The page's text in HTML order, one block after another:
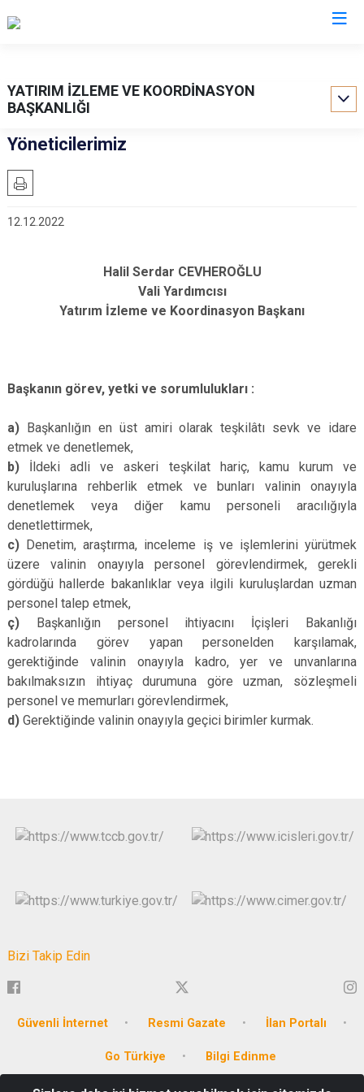
YATIRIM İZLEME VE KOORDİNASYON
BAŞKANLIĞI
Yöneticilerimiz
12.12.2022
Halil Serdar CEVHEROĞLU
Vali Yardımcısı
Yatırım İzleme ve Koordinasyon Başkanı
Başkanın görev, yetki ve sorumlulukları :
a) Başkanlığın en üst amiri olarak teşkilâtı sevk ve idare
etmek ve denetlemek,
b) İldeki adli ve askeri teşkilat hariç, kamu kurum ve
kuruluşlarına rehberlik etmek ve bunları valinin onayıyla
denetlemek veya diğer kamu personeli aracılığıyla
denetlettirmek,
c) Denetim, araştırma, inceleme iş ve işlemlerini yürütmek
üzere valinin onayıyla personel görevlendirmek, gerekli
gördüğü hallerde bakanlıklar veya ilgili kuruluşlardan uzman
personel talep etmek,
ç) Başkanlığın personel ihtiyacını İçişleri Bakanlığı
kadrolarında görev yapan personelden karşılamak,
gerektiğinde valinin onayıyla kadro, yer ve unvanlarına
bakılmaksızın ihtiyaç durumuna göre uzman, sözleşmeli
personel ve memurları görevlendirmek,
d) Gerektiğinde valinin onayıyla geçici birimler kurmak.
Bizi Takip Edin
Güvenli İnternet Resmi Gazate İlan Portalı
Go Türkiye Bilgi Edinme